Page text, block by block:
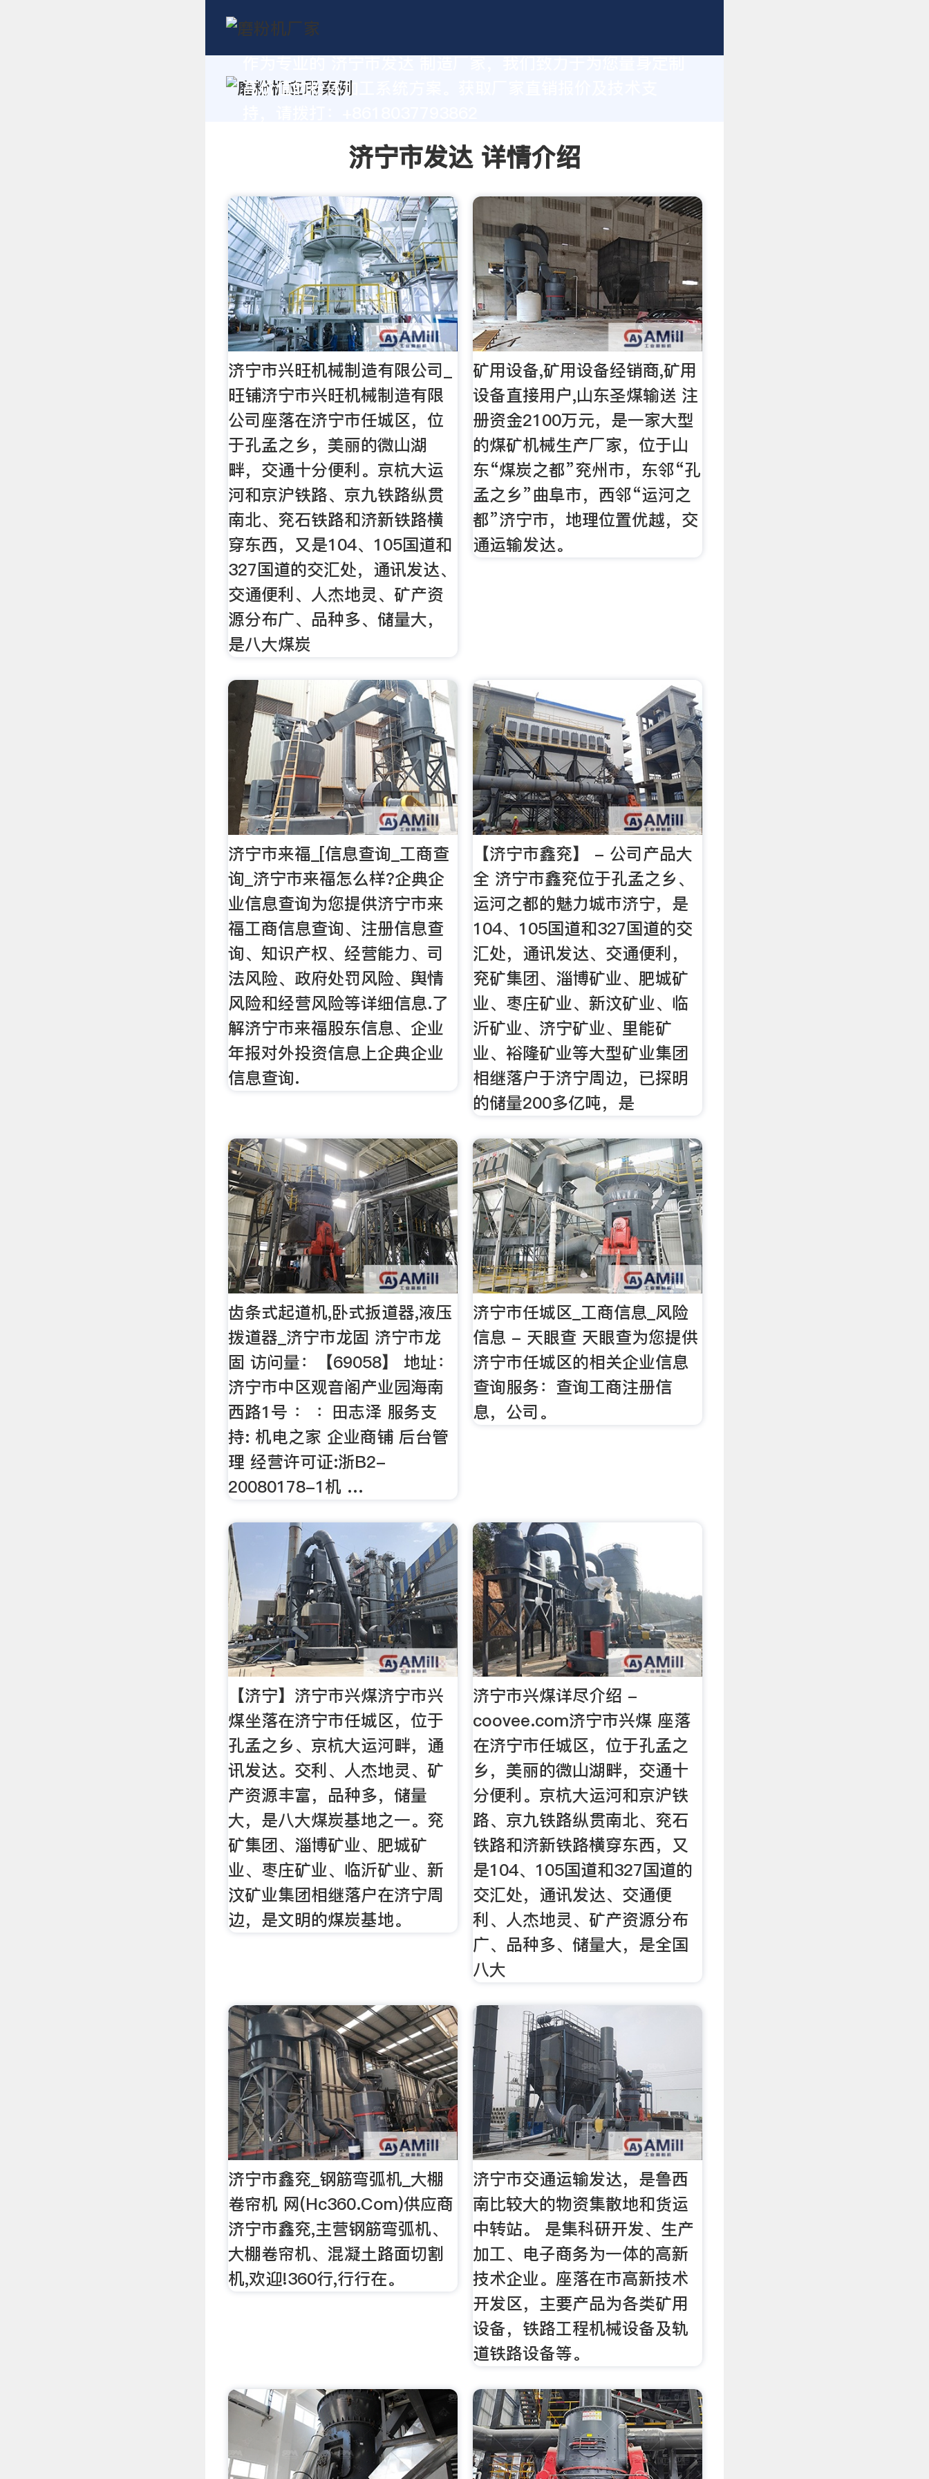
高价值的粉体加工系统方案。获取厂家直销报价及技术支
济宁市发达 详情介绍
济宁市兴旺机械制造有限公司_
旺铺济宁市兴旺机械制造有限
公司座落在济宁市任城区，位
于孔孟之乡，美丽的微山湖
畔，交通十分便利。京杭大运
河和京沪铁路、京九铁路纵贯
南北、兖石铁路和济新铁路横
穿东西，又是104、105国道和
327国道的交汇处，通讯发达、
交通便利、人杰地灵、矿产资
源分布广、品种多、储量大，
是八大煤炭
矿用设备,矿用设备经销商,矿用
设备直接用户,山东圣煤输送 注
册资金2100万元，是一家大型
的煤矿机械生产厂家，位于山
东“煤炭之都”兖州市，东邻“孔
孟之乡”曲阜市，西邻“运河之
都”济宁市，地理位置优越，交
通运输发达。
济宁市来福_[信息查询_工商查
询_济宁市来福怎么样?企典企
业信息查询为您提供济宁市来
福工商信息查询、注册信息查
询、知识产权、经营能力、司
法风险、政府处罚风险、舆情
风险和经营风险等详细信息.了
解济宁市来福股东信息、企业
年报对外投资信息上企典企业
信息查询.
【济宁市鑫兖】 - 公司产品大
全 济宁市鑫兖位于孔孟之乡、
运河之都的魅力城市济宁，是
104、105国道和327国道的交
汇处，通讯发达、交通便利，
兖矿集团、淄博矿业、肥城矿
业、枣庄矿业、新汶矿业、临
沂矿业、济宁矿业、里能矿
业、裕隆矿业等大型矿业集团
相继落户于济宁周边，已探明
的储量200多亿吨，是
齿条式起道机,卧式扳道器,液压
拨道器_济宁市龙固 济宁市龙
固 访问量：【69058】 地址：
济宁市中区观音阁产业园海南
西路1号 ： ：田志泽 服务支
持: 机电之家 企业商铺 后台管
理 经营许可证:浙B2-
20080178-1机 …
济宁市任城区_工商信息_风险
信息 - 天眼查 天眼查为您提供
济宁市任城区的相关企业信息
查询服务：查询工商注册信
息，公司。
【济宁】济宁市兴煤济宁市兴
煤坐落在济宁市任城区，位于
孔孟之乡、京杭大运河畔，通
讯发达。交利、人杰地灵、矿
产资源丰富，品种多，储量
大，是八大煤炭基地之一。兖
矿集团、淄博矿业、肥城矿
业、枣庄矿业、临沂矿业、新
汶矿业集团相继落户在济宁周
边，是文明的煤炭基地。
济宁市兴煤详尽介绍 -
coovee.com济宁市兴煤 座落
在济宁市任城区，位于孔孟之
乡，美丽的微山湖畔，交通十
分便利。京杭大运河和京沪铁
路、京九铁路纵贯南北、兖石
铁路和济新铁路横穿东西，又
是104、105国道和327国道的
交汇处，通讯发达、交通便
利、人杰地灵、矿产资源分布
广、品种多、储量大，是全国
八大
济宁市鑫兖_钢筋弯弧机_大棚
卷帘机 网(Hc360.Com)供应商
济宁市鑫兖,主营钢筋弯弧机、
大棚卷帘机、混凝土路面切割
机,欢迎!360行,行行在。
济宁市交通运输发达，是鲁西
南比较大的物资集散地和货运
中转站。 是集科研开发、生产
加工、电子商务为一体的高新
技术企业。座落在市高新技术
开发区，主要产品为各类矿用
设备，铁路工程机械设备及轨
道铁路设备等。